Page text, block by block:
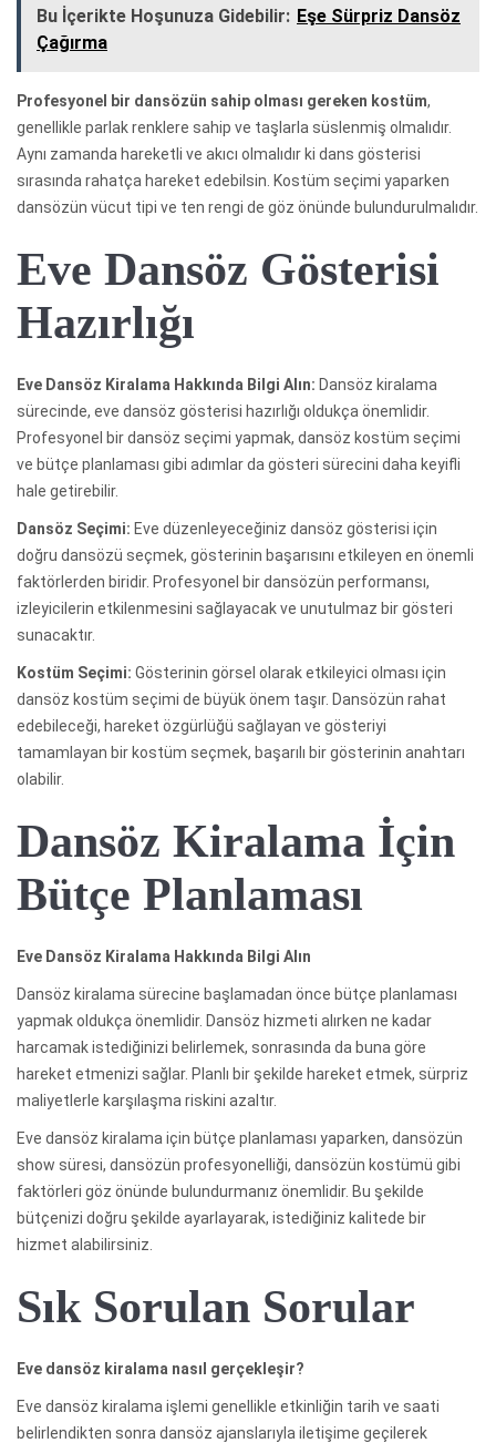
Bu İçerikte Hoşunuza Gidebilir: Eşe Sürpriz Dansöz
Çağırma
Profesyonel bir dansözün sahip olması gereken kostüm,
genellikle parlak renklere sahip ve taşlarla süslenmiş olmalıdır.
Aynı zamanda hareketli ve akıcı olmalıdır ki dans gösterisi
sırasında rahatça hareket edebilsin. Kostüm seçimi yaparken
dansözün vücut tipi ve ten rengi de göz önünde bulundurulmalıdır.
Eve Dansöz Gösterisi
Hazırlığı
Eve Dansöz Kiralama Hakkında Bilgi Alın: Dansöz kiralama
sürecinde, eve dansöz gösterisi hazırlığı oldukça önemlidir.
Profesyonel bir dansöz seçimi yapmak, dansöz kostüm seçimi
ve bütçe planlaması gibi adımlar da gösteri sürecini daha keyifli
hale getirebilir.
Dansöz Seçimi: Eve düzenleyeceğiniz dansöz gösterisi için
doğru dansözü seçmek, gösterinin başarısını etkileyen en önemli
faktörlerden biridir. Profesyonel bir dansözün performansı,
izleyicilerin etkilenmesini sağlayacak ve unutulmaz bir gösteri
sunacaktır.
Kostüm Seçimi: Gösterinin görsel olarak etkileyici olması için
dansöz kostüm seçimi de büyük önem taşır. Dansözün rahat
edebileceği, hareket özgürlüğü sağlayan ve gösteriyi
tamamlayan bir kostüm seçmek, başarılı bir gösterinin anahtarı
olabilir.
Dansöz Kiralama İçin
Bütçe Planlaması
Eve Dansöz Kiralama Hakkında Bilgi Alın
Dansöz kiralama sürecine başlamadan önce bütçe planlaması
yapmak oldukça önemlidir. Dansöz hizmeti alırken ne kadar
harcamak istediğinizi belirlemek, sonrasında da buna göre
hareket etmenizi sağlar. Planlı bir şekilde hareket etmek, sürpriz
maliyetlerle karşılaşma riskini azaltır.
Eve dansöz kiralama için bütçe planlaması yaparken, dansözün
show süresi, dansözün profesyonelliği, dansözün kostümü gibi
faktörleri göz önünde bulundurmanız önemlidir. Bu şekilde
bütçenizi doğru şekilde ayarlayarak, istediğiniz kalitede bir
hizmet alabilirsiniz.
Sık Sorulan Sorular
Eve dansöz kiralama nasıl gerçekleşir?
Eve dansöz kiralama işlemi genellikle etkinliğin tarih ve saati
belirlendikten sonra dansöz ajanslarıyla iletişime geçilerek